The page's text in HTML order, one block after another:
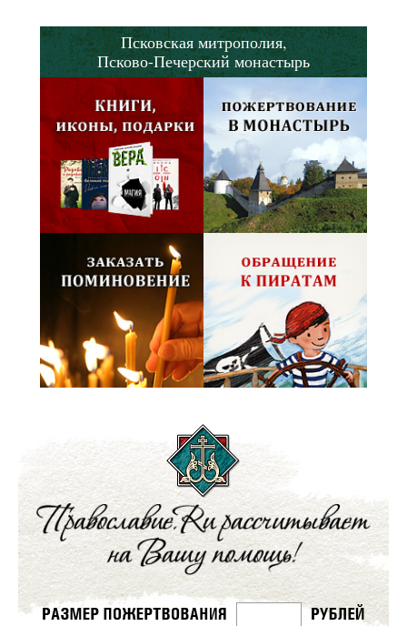
Псковская митрополия,
Псково-Печерский монастырь